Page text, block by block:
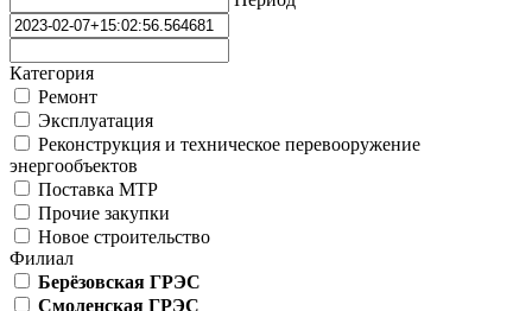
Категория
Ремонт
Эксплуатация
Реконструкция и техническое перевооружение
энергообъектов
Поставка МТР
Прочие закупки
Новое строительство
Филиал
Берёзовская ГРЭС
Смоленская ГРЭС